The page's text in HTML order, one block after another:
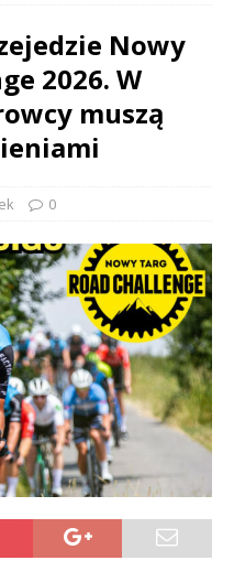
Nowy
2026. W
muszą
0